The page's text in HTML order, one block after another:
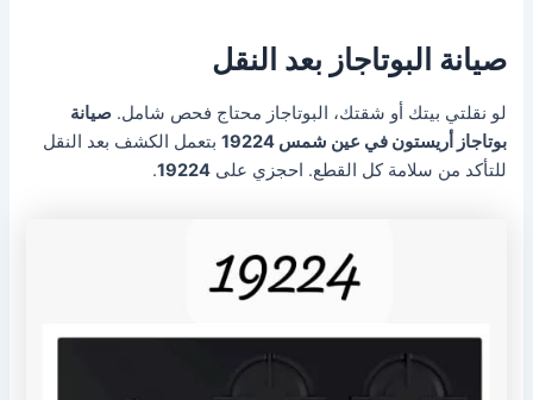
صيانة البوتاجاز بعد النقل
لو نقلتي بيتك أو شقتك، البوتاجاز محتاج فحص شامل.صيانة
بوتاجاز أريستون في عين شمس 19224
بتعمل الكشف بعد النقل
للتأكد من سلامة كل القطع. احجزي على19224
.